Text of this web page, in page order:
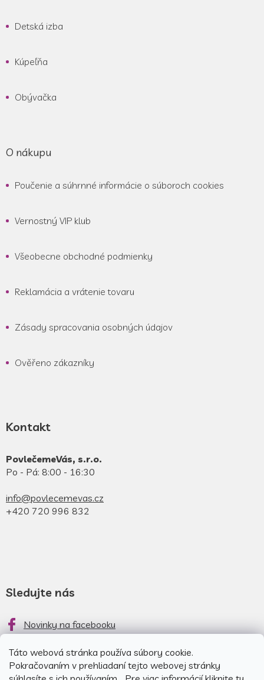
Táto webová stránka používa súbory cookie.
Pokračovaním v prehliadaní tejto webovej stránky
Detská izba
Kúpeľňa
Obývačka
O nákupu
Poučenie a súhrnné informácie o súboroch cookies
Vernostný VIP klub
Všeobecne obchodné podmienky
Reklamácia a vrátenie tovaru
Zásady spracovania osobných údajov
Ověřeno zákazníky
Kontakt
PovlečemeVás, s.r.o.
Po - Pá: 8:00 - 16:30
info@povlecemevas.cz
+420 720 996 832
Sledujte nás
Novinky na facebooku
Novinky na instagrame